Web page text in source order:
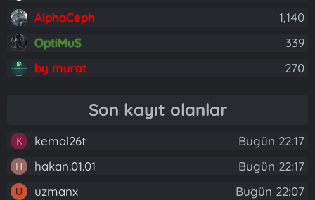
AlphaCeph
1,140
OptiMuS
339
by murat
270
Son kayıt olanlar
K kemal26t Bugün 22:17
H hakan.01.01 Bugün 22:17
U uzmanx
Bugün 22:07